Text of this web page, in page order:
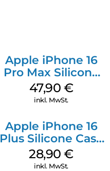
Apple iPhone 16
Pro Max Silicone
Case MagSafe
Black
47,90 €
inkl. MwSt.
Apple iPhone 16
Plus Silicone Case
MagSafe Black
28,90€
inkl. MwSt.